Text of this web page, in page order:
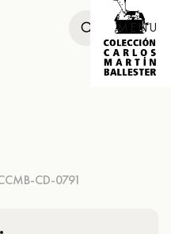
MENU
CD-0791